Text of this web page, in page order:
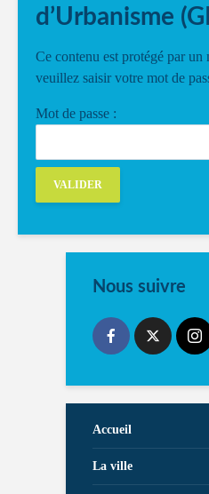
d’Urbanisme
Ce contenu est protégé par un
veuillez saisir votre mot de
Mot de passe :
Nous suivre
Accueil
La ville